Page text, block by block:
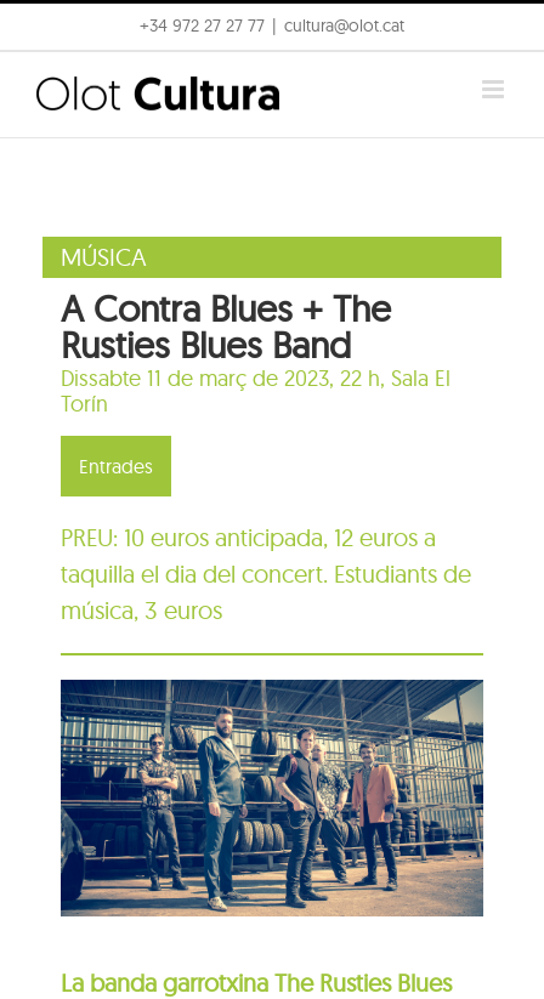
to
content
+34 972 27 27 77 cultura@olot.cat
MÚSICA
A Contra Blues + The
Rusties Blues Band
Dissabte 11 de març de 2023, 22 h, Sala El
Torín
Entrades
PREU: 10 euros anticipada, 12 euros a
taquilla el dia del concert. Estudiants de
música, 3 euros
La banda garrotxina The Rusties Blues